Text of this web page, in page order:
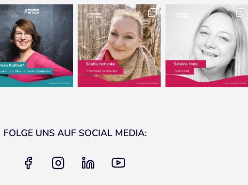
FOLGE UNS AUF SOCIAL MEDIA:
facebook instagram